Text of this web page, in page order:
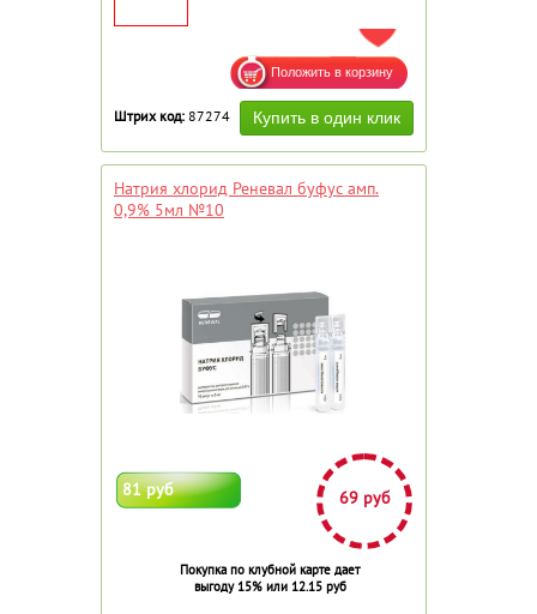
ДОБАВИТЬ В ИЗБРАННОЕ
Штрих код: 87274
Натрия хлорид Реневал буфус амп.
0,9% 5мл №10
81 руб 69 руб
Покупка по клубной карте дает
выгоду 15% или 12.15 руб